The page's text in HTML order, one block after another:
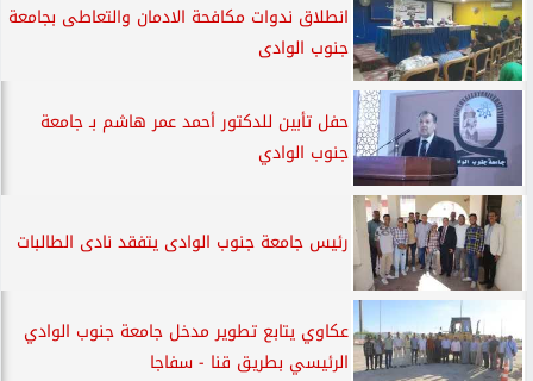
انطلاق ندوات مكافحة الادمان والتعاطى بجامعة
جنوب الوادى
حفل تأبين للدكتور أحمد عمر هاشم بـ جامعة
جنوب الوادي
رئيس جامعة جنوب الوادى يتفقد نادى الطالبات
عكاوي يتابع تطوير مدخل جامعة جنوب الوادي
الرئيسي بطريق قنا - سفاجا